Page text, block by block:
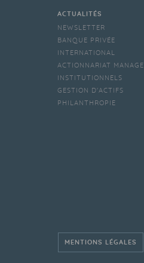
ACTUALITÉS
NEWSLETTER
BANQUE PRIVÉE
INTERNATIONAL
ACTIONNARIAT
INSTITUTIONNELS
GESTION D'ACTIFS
PHILANTHROPIE
MENTIONS LÉGALES